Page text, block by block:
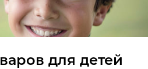
для детей